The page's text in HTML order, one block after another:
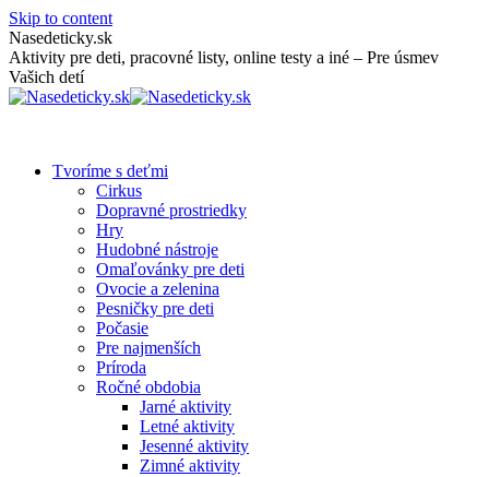
Skip to content
Nasedeticky.sk
Aktivity pre deti, pracovné listy, online testy a iné – Pre úsmev
Vašich detí
Tvoríme s deťmi
Cirkus
Dopravné prostriedky
Hry
Hudobné nástroje
Omaľovánky pre deti
Ovocie a zelenina
Pesničky pre deti
Počasie
Pre najmenších
Príroda
Ročné obdobia
Jarné aktivity
Letné aktivity
Jesenné aktivity
Zimné aktivity